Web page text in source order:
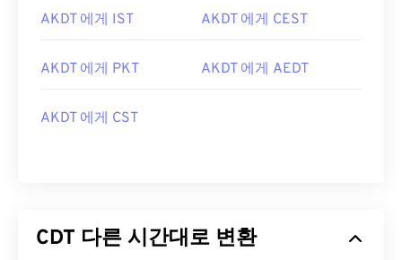
AKDT 에게 IST AKDT 에게 CEST
AKDT 에게 PKT AKDT 에게 AEDT
AKDT 에게 CST
CDT 다른 시간대로 변환